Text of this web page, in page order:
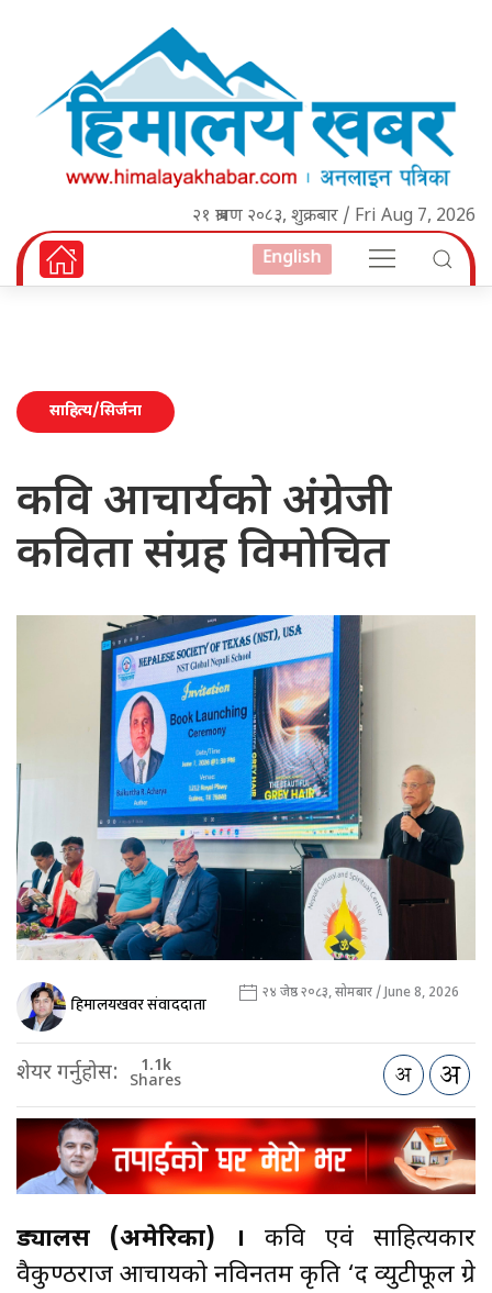
२१ श्रावण २०८३, शुक्रबार / Fri Aug 7, 2026
English
साहित्य/सिर्जना
कवि आचार्यको अंग्रेजी
कविता संग्रह विमोचित
हिमालयखवर संवाददाता २४ जेष्ठ २०८३, सोमबार / June 8, 2026
शेयर गर्नुहोस: 1.1k
Shares
ड्यालस (अमेरिका) । कवि एवं साहित्यकार
वैकुण्ठराज आचार्यको नविनतम कृति ‘द व्युटीफूल ग्रे